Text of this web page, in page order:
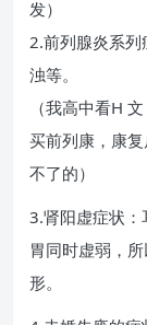
发）
2.前列腺炎系
浊等。
（我高中看H
买前列康，康
不了的）
3.肾阳虚症状
胃同时虚弱，
形。